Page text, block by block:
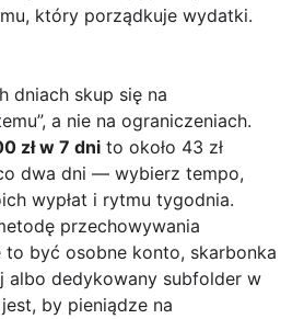
który porządkuje wydatki.
dniach skup się na
a nie na ograniczeniach.
zł w 7 dni to około 43 zł
dwa dni — wybierz tempo,
wypłat i rytmu tygodnia.
przechowywania
to być osobne konto, skarbonka
albo dedykowany subfolder w
by pieniądze na